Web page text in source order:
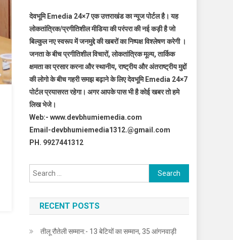
देवभूमि Emedia 24×7 एक उत्तराखंड का न्यूज पोर्टल है। यह
लोकतांत्रिक/प्रगीतिशील मीडिया की परंपरा की नई कड़ी है जो
बिल्कुल नए स्वरूप में जनमुद्दे की खबरों का निष्पक्ष विश्लेषण करेगी ।
जनता के बीच प्रगीतिशील विचारों, लोकतांत्रिक मूल्य, तार्किक
क्षमता का प्रसार करना और स्थानीय, राष्ट्रीय और अंतराष्ट्रीय मुद्दों
की लोगो के बीच गहरी समझ बढ़ाने के लिए देवभूमि Emedia 24×7
पोर्टल प्रयासरत रहेगा। अगर आपके पास भी है कोई खबर तो हमे
लिख भेजे।
Web:- www.devbhumiemedia.com
Email-devbhumiemedia1312.@gmail.com
PH. 9927441312
Search
for:
RECENT POSTS
तीलू रौतेली सम्मान:- 13 बेटियों का सम्मान, 35 आंगनवाड़ी